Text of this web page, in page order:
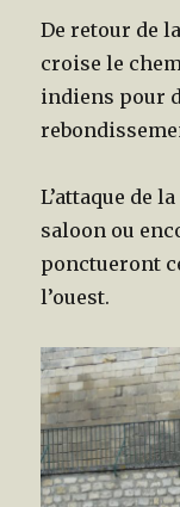
De retour de
croise le
indiens pour
L’attaque de
saloon ou
ponctueront
l’ouest.